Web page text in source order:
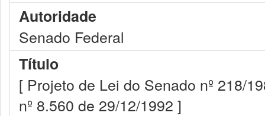
Autoridade
Senado Federal
Título
[ Projeto de Lei do Senado nº 218/
nº 8.560 de 29/12/1992 ]